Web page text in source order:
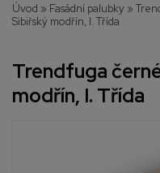
Úvod » Fasádní palubky »
Sibiřský modřín, I. Třída
Trendfuga
modřín, I. Třída